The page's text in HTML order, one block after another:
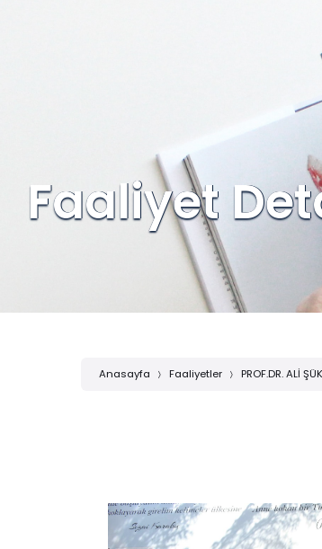
Faaliyet
Anasayfa Faaliyetler PROF.DR. ALİ